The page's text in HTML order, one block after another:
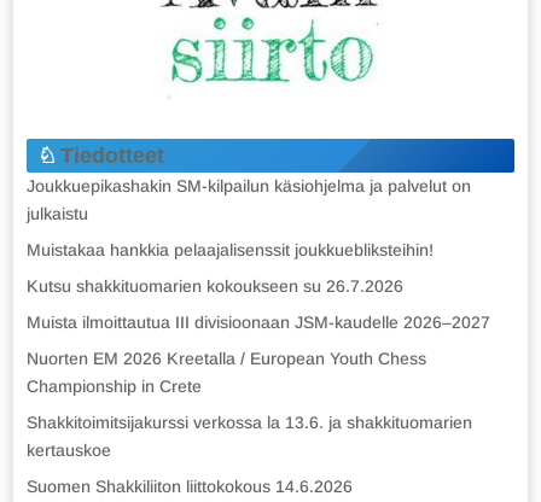
Tiedotteet
Joukkuepikashakin SM-kilpailun käsiohjelma ja palvelut on
julkaistu
Muistakaa hankkia pelaajalisenssit joukkuebliksteihin!
Kutsu shakkituomarien kokoukseen su 26.7.2026
Muista ilmoittautua III divisioonaan JSM-kaudelle 2026–2027
Nuorten EM 2026 Kreetalla / European Youth Chess
Championship in Crete
Shakkitoimitsijakurssi verkossa la 13.6. ja shakkituomarien
kertauskoe
Suomen Shakkiliiton liittokokous 14.6.2026